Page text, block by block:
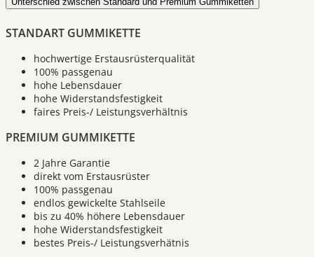
STANDART GUMMIKETTE
hochwertige Erstausrüsterqualität
100% passgenau
hohe Lebensdauer
hohe Widerstandsfestigkeit
faires Preis-/ Leistungsverhältnis
PREMIUM GUMMIKETTE
2 Jahre Garantie
direkt vom Erstausrüster
100% passgenau
endlos gewickelte Stahlseile
bis zu 40% höhere Lebensdauer
hohe Widerstandsfestigkeit
bestes Preis-/ Leistungsverhätnis